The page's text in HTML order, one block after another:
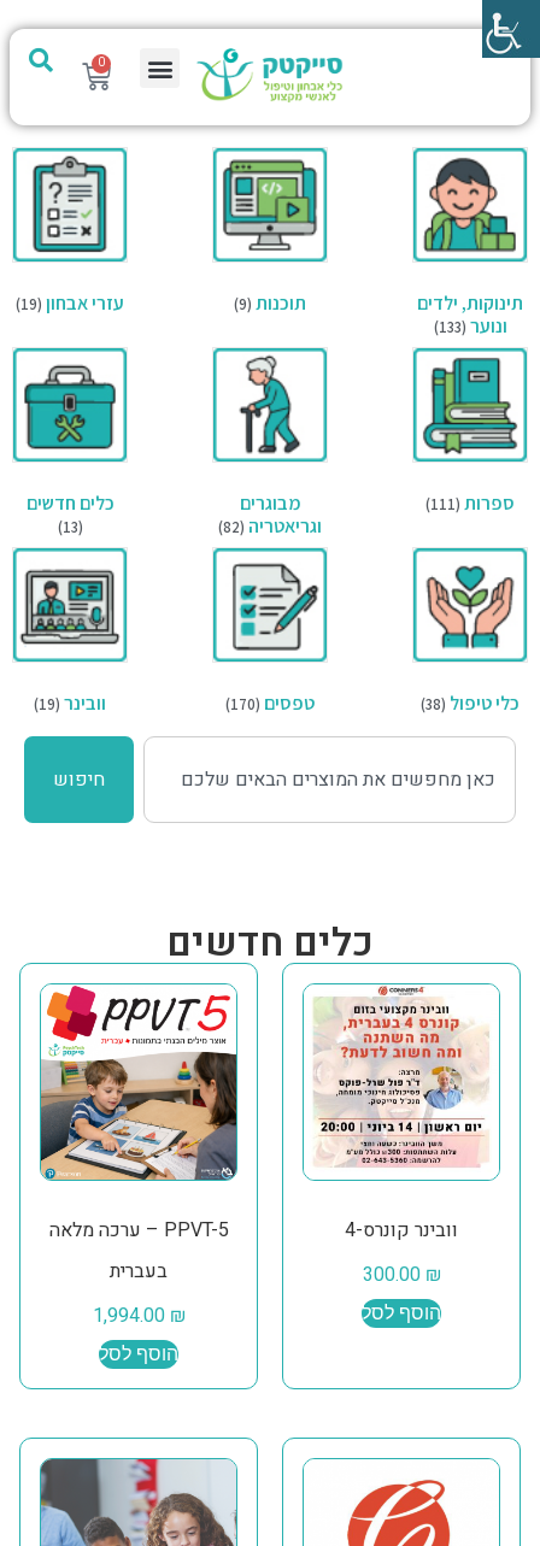
0
תינוקות, ילדים
ונוער (133)
תוכנות (9) עזרי אבחון (19)
ספרות (111)
מבוגרים
וגריאטריה (82)
כלים חדשים
(13)
כלי טיפול (38) טפסים (170) וובינר (19)
חיפוש
כלים חדשים
וובינר קונרס-4
300.00 ₪
הוסף לסל
PPVT-5 – ערכה מלאה
בעברית
1,994.00 ₪
הוסף לסל